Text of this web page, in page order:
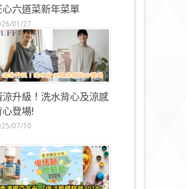
心六道菜新年菜單
01/27
涼升級！洗水背心及涼感
心登場!
07/10